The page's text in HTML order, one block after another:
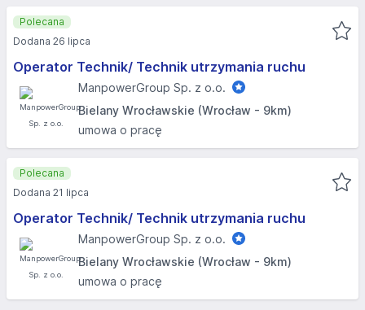
Operator Technik/ Technik utrzymania ruchu
ManpowerGroup Sp. z o.o.
Bielany Wrocławskie (Wrocław - 9km)
umowa o pracę
Polecana
Dodana 26 lipca
Operator Technik/ Technik utrzymania ruchu
ManpowerGroup Sp. z o.o.
Bielany Wrocławskie (Wrocław - 9km)
umowa o pracę
Polecana
Dodana 21 lipca